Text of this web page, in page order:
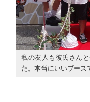
私の友人も彼氏さん
た。本当にいいブース